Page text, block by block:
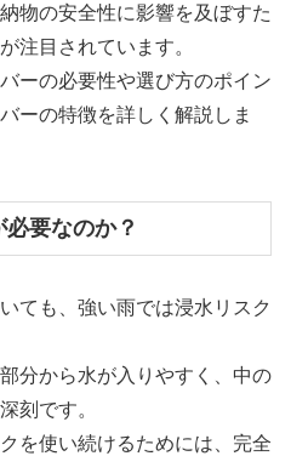
物の安全性に影響を及ぼすた
注目されています。
ーの必要性や選び方のポイン
ーの特徴を詳しく解説しま
要なのか？
ても、強い雨では浸水リスク
分から水が入りやすく、中の
刻です。
を使い続けるためには、完全